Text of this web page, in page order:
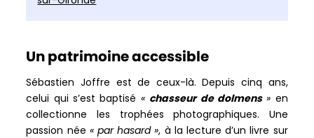
Un patrimoine accessible
Sébastien Joffre est de ceux-là. Depuis cinq ans,
celui qui s’est baptisé « chasseur de dolmens» en
collectionne les trophées photographiques. Une
passion née « par hasard », à la lecture d’un livre sur